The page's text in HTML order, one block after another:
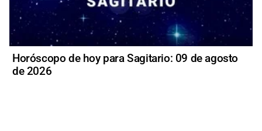
Horóscopo de hoy para Sagitario: 09 de agosto
de 2026